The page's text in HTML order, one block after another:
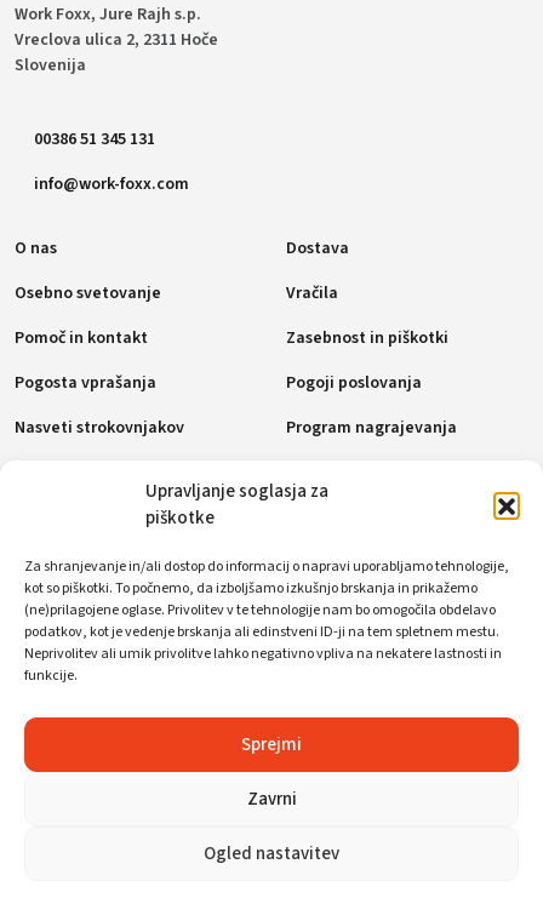
Upravljanje soglasja za
piškotke
Za shranjevanje in/ali dostop do informacij o napravi uporabljamo tehnologije,
kot so piškotki. To počnemo, da izboljšamo izkušnjo brskanja in prikažemo
(ne)prilagojene oglase. Privolitev v te tehnologije nam bo omogočila obdelavo
podatkov, kot je vedenje brskanja ali edinstveni ID-ji na tem spletnem mestu.
Neprivolitev ali umik privolitve lahko negativno vpliva na nekatere lastnosti in
funkcije.
Sprejmi
Zavrni
Ogled nastavitev
Work Foxx, Jure Rajh s.p.
Vreclova ulica 2, 2311 Hoče
Slovenija
00386 51 345 131
info@work-foxx.com
O nas
Osebno svetovanje
Pomoč in kontakt
Pogosta vprašanja
Nasveti strokovnjakov
Dostava
Vračila
Zasebnost in piškotki
Pogoji poslovanja
Program nagrajevanja
Socialna omrežja